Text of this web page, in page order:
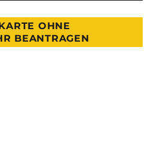
OHNE
BEANTRAGEN